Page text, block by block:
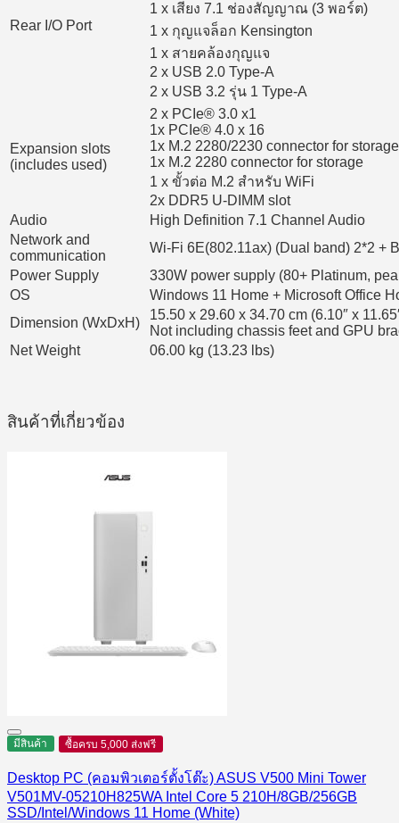
Rear I/O Port
1 x เสียง 7.1 ช่องสัญญาณ (3 พอร์ต)
1 x กุญแจล็อก Kensington
1 x สายคล้องกุญแจ
2 x USB 2.0 Type-A
2 x USB 3.2 รุ่น 1 Type-A
Expansion slots
(includes used)
2 x PCIe® 3.0 x1
1x PCIe® 4.0 x 16
1x M.2 2280/2230 connector for storage
1x M.2 2280 connector for storage
1 x ขั้วต่อ M.2 สำหรับ WiFi
2x DDR5 U-DIMM slot
Audio
High Definition 7.1 Channel Audio
Network and
communication
Wi-Fi 6E(802.11ax) (Dual band) 2*2 +
Power Supply
330W power supply (80+ Platinum,
OS
Windows 11 Home + Microsoft Office
Dimension (WxDxH)
15.50 x 29.60 x 34.70 cm (6.10″ x
Not including chassis feet and GPU
Net Weight
06.00 kg (13.23 lbs)
สินค้าที่เกี่ยวข้อง
มีสินค้า ซื้อครบ 5,000 ส่งฟรี
Desktop PC (คอมพิวเตอร์ตั้งโต๊ะ) ASUS V500 Mini Tower
V501MV-05210H825WA Intel Core 5 210H/8GB/256GB
SSD/Intel/Windows 11 Home (White)